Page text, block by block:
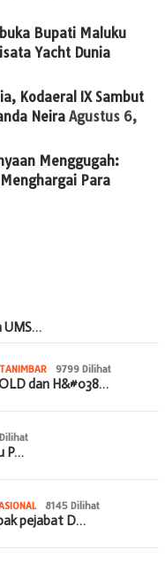
Bupati Maluku
Yacht Dunia
Kodaeral IX Sambut
Neira Agustus 6,
Menggugah:
Para
UMS…
9799 Dilihat
dan H&#038…
P…
8145 Dilihat
pejabat D…